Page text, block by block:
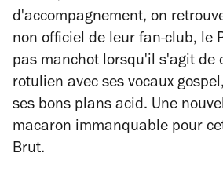
d'accompagnement, on
non officiel de leur fan-club, le
pas manchot lorsqu'il s'agit de
rotulien avec ses vocaux
ses bons plans acid. Une
macaron immanquable pour
Brut.